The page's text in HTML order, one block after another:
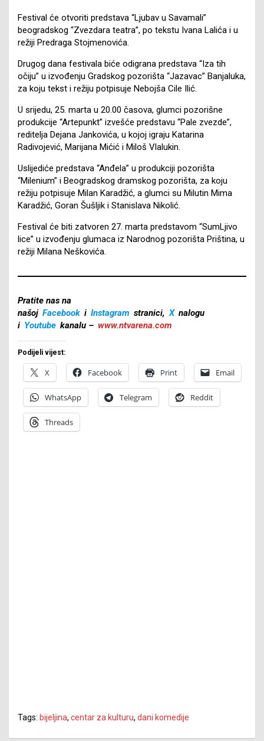
Festival će otvoriti predstava “Ljubav u Savamali”
beogradskog “Zvezdara teatra”, po tekstu Ivana Lalića i u
režiji Predraga Stojmenovića.
Drugog dana festivala biće odigrana predstava “Iza tih
očiju” u izvođenju Gradskog pozorišta “Jazavac” Banjaluka,
za koju tekst i režiju potpisuje Nebojša Cile Ilić.
U srijedu, 25. marta u 20.00 časova, glumci pozorišne
produkcije “Artepunkt” izvešće predstavu “Pale zvezde”,
reditelja Dejana Jankovića, u kojoj igraju Katarina
Radivojević, Marijana Mićić i Miloš Vlalukin.
Uslijediće predstava “Anđela” u produkciji pozorišta
“Milenium” i Beogradskog dramskog pozorišta, za koju
režiju potpisuje Milan Karadžić, a glumci su Milutin Mima
Karadžić, Goran Šušljik i Stanislava Nikolić.
Festival će biti zatvoren 27. marta predstavom “SumLjivo
lice” u izvođenju glumaca iz Narodnog pozorišta Priština, u
režiji Milana Neškovića.
Pratite nas na
našoj Facebook i Instagram stranici, X nalogu
i Youtube kanalu – www.ntvarena.com
Podijeli vijest:
X Facebook Print Email
WhatsApp Telegram Reddit
Threads
Tags: bijeljina, centar za kulturu, dani komedije